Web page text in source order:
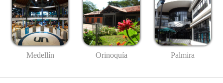
Medellín Orinoquía Palmira